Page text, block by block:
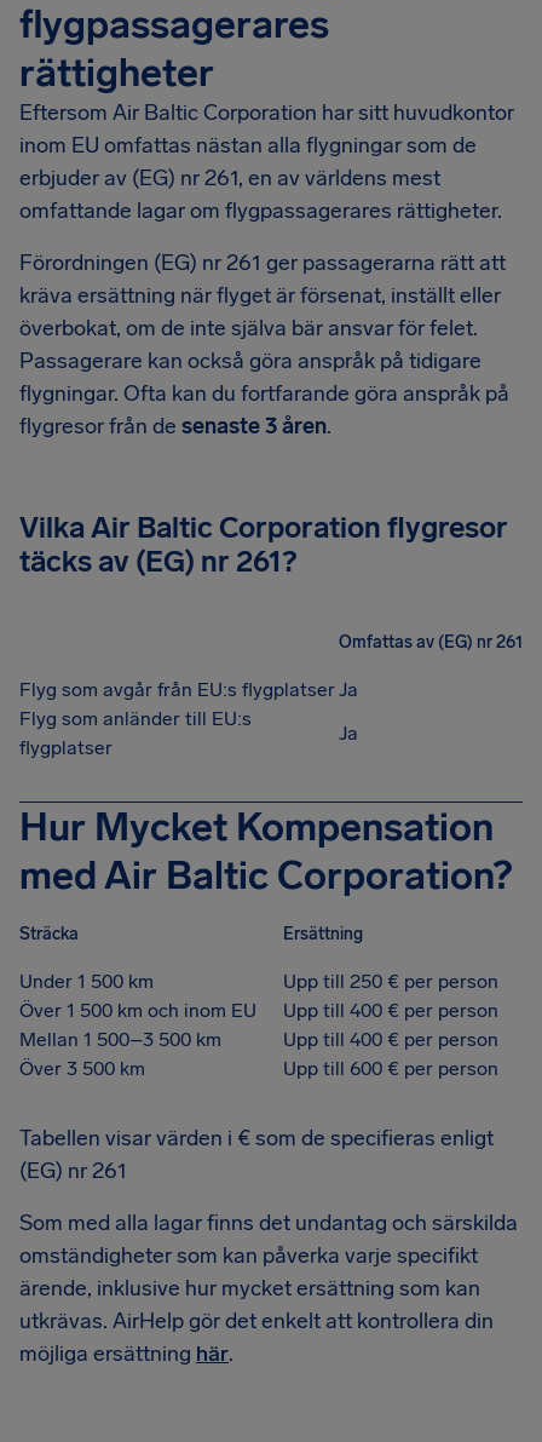
flygpassagerares
rättigheter
Eftersom Air Baltic Corporation har sitt huvudkontor
inom EU omfattas nästan alla flygningar som de
erbjuder av (EG) nr 261, en av världens mest
omfattande lagar om flygpassagerares rättigheter.
Förordningen (EG) nr 261 ger passagerarna rätt att
kräva ersättning när flyget är försenat, inställt eller
överbokat, om de inte själva bär ansvar för felet.
Passagerare kan också göra anspråk på tidigare
flygningar. Ofta kan du fortfarande göra anspråk på
flygresor från de senaste 3 åren.
Vilka Air Baltic Corporation flygresor
täcks av (EG) nr 261?
Omfattas av (EG) nr 261
Flyg som avgår från EU:s flygplatserJa
Flyg som anländer till EU:s
flygplatser
Ja
Hur Mycket Kompensation
med Air Baltic Corporation?
Sträcka Ersättning
Under 1 500 km
Upp till 250 € per person
Över 1 500 km och inom EU
Upp till 400 € per person
Mellan 1 500–3 500 km
Upp till 400 € per person
Över 3 500 km
Upp till 600 € per person
Tabellen visar värden i € som de specifieras enligt
(EG) nr 261
Som med alla lagar finns det undantag och särskilda
omständigheter som kan påverka varje specifikt
ärende, inklusive hur mycket ersättning som kan
utkrävas. AirHelp gör det enkelt att kontrollera din
möjliga ersättning här.